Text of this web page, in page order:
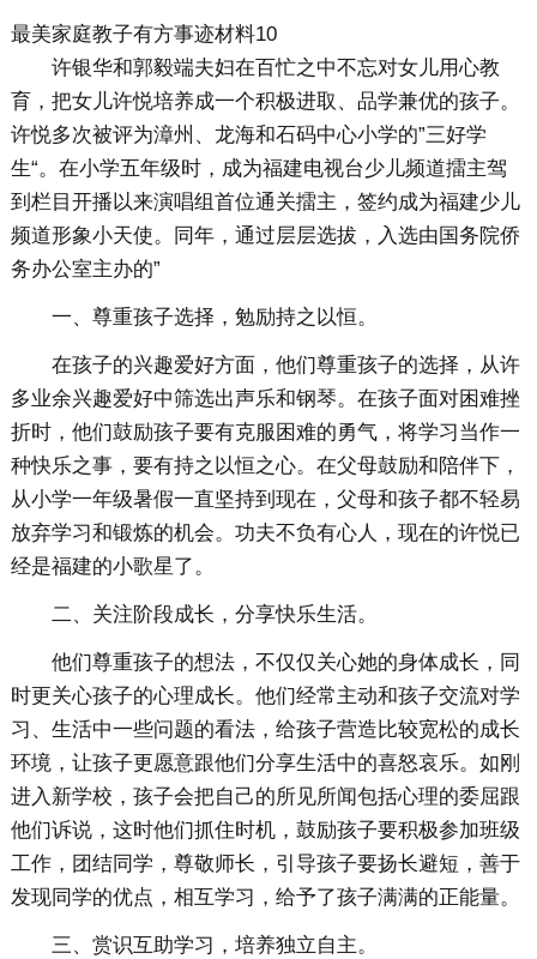
最美家庭教子有方事迹材料10
许银华和郭毅端夫妇在百忙之中不忘对女儿用心教
育，把女儿许悦培养成一个积极进取、品学兼优的孩子。
许悦多次被评为漳州、龙海和石码中心小学的”三好学
生“。在小学五年级时，成为福建电视台少儿频道擂主驾
到栏目开播以来演唱组首位通关擂主，签约成为福建少儿
频道形象小天使。同年，通过层层选拔，入选由国务院侨
务办公室主办的”
一、尊重孩子选择，勉励持之以恒。
在孩子的兴趣爱好方面，他们尊重孩子的选择，从许
多业余兴趣爱好中筛选出声乐和钢琴。在孩子面对困难挫
折时，他们鼓励孩子要有克服困难的勇气，将学习当作一
种快乐之事，要有持之以恒之心。在父母鼓励和陪伴下，
从小学一年级暑假一直坚持到现在，父母和孩子都不轻易
放弃学习和锻炼的机会。功夫不负有心人，现在的许悦已
经是福建的小歌星了。
二、关注阶段成长，分享快乐生活。
他们尊重孩子的想法，不仅仅关心她的身体成长，同
时更关心孩子的心理成长。他们经常主动和孩子交流对学
习、生活中一些问题的看法，给孩子营造比较宽松的成长
环境，让孩子更愿意跟他们分享生活中的喜怒哀乐。如刚
进入新学校，孩子会把自己的所见所闻包括心理的委屈跟
他们诉说，这时他们抓住时机，鼓励孩子要积极参加班级
工作，团结同学，尊敬师长，引导孩子要扬长避短，善于
发现同学的优点，相互学习，给予了孩子满满的正能量。
三、赏识互助学习，培养独立自主。